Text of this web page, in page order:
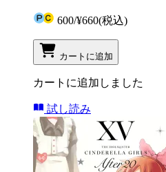
600/¥660(税込)
カートに追加
カートに追加しました
試し読み